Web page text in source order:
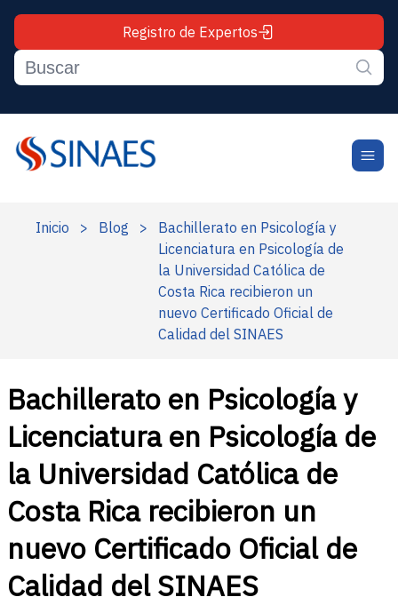
Registro de Expertos
Inicio > Blog >
Bachillerato en Psicología y
Licenciatura en Psicología de
la Universidad Católica de
Costa Rica recibieron un
nuevo Certificado Oficial de
Calidad del SINAES
Bachillerato en Psicología y
Licenciatura en Psicología de
la Universidad Católica de
Costa Rica recibieron un
nuevo Certificado Oficial de
Calidad del SINAES